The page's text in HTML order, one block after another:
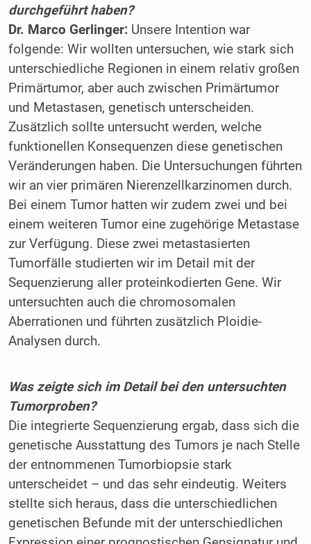
durchgeführt haben?
Dr. Marco Gerlinger:Unsere Intention war
folgende: Wir wollten untersuchen, wie stark sich
unterschiedliche Regionen in einem relativ großen
Primärtumor, aber auch zwischen Primärtumor
und Metastasen, genetisch unterscheiden.
Zusätzlich sollte untersucht werden, welche
funktionellen Konsequenzen diese genetischen
Veränderungen haben. Die Untersuchungen führten
wir an vier primären Nierenzellkarzinomen durch.
Bei einem Tumor hatten wir zudem zwei und bei
einem weiteren Tumor eine zugehörige Metastase
zur Verfügung. Diese zwei metastasierten
Tumorfälle studierten wir im Detail mit der
Sequenzierung aller proteinkodierten Gene. Wir
untersuchten auch die chromosomalen
Aberrationen und führten zusätzlich Ploidie-
Analysen durch.
Was zeigte sich im Detail bei den untersuchten
Tumorproben?
Die integrierte Sequenzierung ergab, dass sich die
genetische Ausstattung des Tumors je nach Stelle
der entnommenen Tumorbiopsie stark
unterscheidet – und das sehr eindeutig. Weiters
stellte sich heraus, dass die unterschiedlichen
genetischen Befunde mit der unterschiedlichen